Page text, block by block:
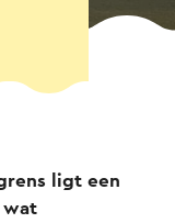
ligt een
wat